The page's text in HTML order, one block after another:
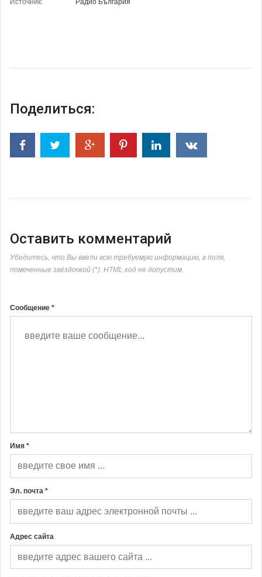
Поделиться:
Оставить комментарий
Убедитесь, что Вы ввели всю требуемую информацию, в поля,
помеченные звёздочкой (*). HTML код не допустим.
Сообщение *
Имя *
Эл. почта *
Адрес сайта